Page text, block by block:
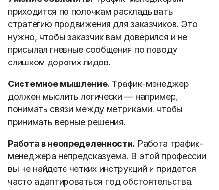
приходится по полочкам раскладывать
стратегию продвижения для заказчиков. Это
нужно, чтобы заказчик вам доверился и не
присылал гневные сообщения по поводу
слишком дорогих лидов.
Системное мышление. Трафик-менеджер
должен мыслить логически — например,
понимать связи между метриками, чтобы
принимать верные решения.
Работа в неопределенности. Работа трафик-
менеджера непредсказуема. В этой профессии
вы не найдете четких инструкций и придется
часто адаптироваться под обстоятельства.